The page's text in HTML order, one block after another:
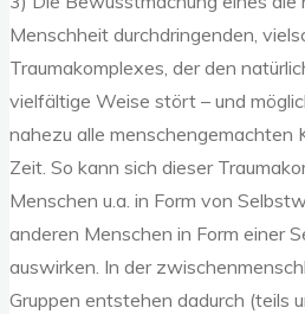
Menschheit durchdringenden,
Traumakomplexes, der den
vielfältige Weise stört – und
nahezu alle menschengemachten
Zeit. So kann sich dieser
Menschen u.a. in Form von
anderen Menschen in Form einer
auswirken. In der
Gruppen entstehen dadurch (teils